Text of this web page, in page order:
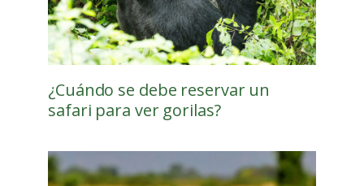
¿Cuándo se debe reservar un
safari para ver gorilas?